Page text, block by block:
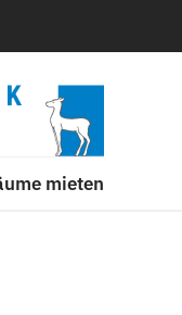
mieten